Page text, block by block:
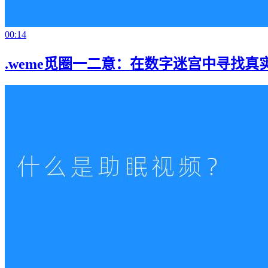
00:14
.weme觅圈一二意：在数字迷宫中寻找真